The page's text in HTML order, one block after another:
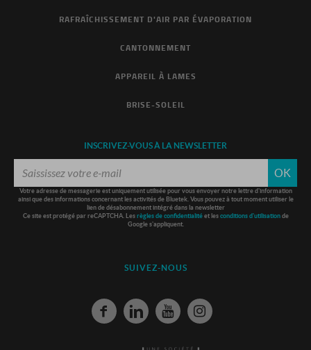
RAFRAÎCHISSEMENT D'AIR PAR ÉVAPORATION
CANTONNEMENT
APPAREIL À LAMES
BRISE-SOLEIL
INSCRIVEZ-VOUS À LA NEWSLETTER
OK
Votre adresse de messagerie est uniquement utilisée pour vous envoyer notre lettre d'information
ainsi que des informations concernant les activités de Bluetek. Vous pouvez à tout moment utiliser le
lien de désabonnement intégré dans la newsletter
Ce site est protégé par reCAPTCHA. Les règles de confidentialitéet les conditions d'utilisationde
Google s'appliquent.
SUIVEZ-NOUS